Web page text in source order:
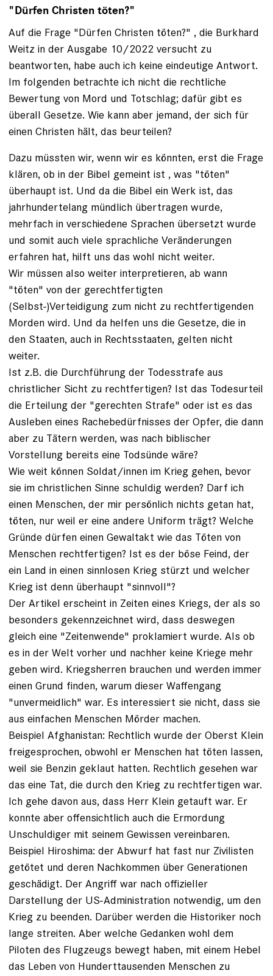
"Dürfen Christen töten?"
Auf die Frage "Dürfen Christen töten?" , die Burkhard
Weitz in der Ausgabe 10/2022 versucht zu
beantworten, habe auch ich keine eindeutige Antwort.
Im folgenden betrachte ich nicht die rechtliche
Bewertung von Mord und Totschlag; dafür gibt es
überall Gesetze. Wie kann aber jemand, der sich für
einen Christen hält, das beurteilen?
Dazu müssten wir, wenn wir es könnten, erst die Frage
klären, ob in der Bibel gemeint ist , was "töten"
überhaupt ist. Und da die Bibel ein Werk ist, das
jahrhundertelang mündlich übertragen wurde,
mehrfach in verschiedene Sprachen übersetzt wurde
und somit auch viele sprachliche Veränderungen
erfahren hat, hilft uns das wohl nicht weiter.
Wir müssen also weiter interpretieren, ab wann
"töten" von der gerechtfertigten
(Selbst-)Verteidigung zum nicht zu rechtfertigenden
Morden wird. Und da helfen uns die Gesetze, die in
den Staaten, auch in Rechtsstaaten, gelten nicht
weiter.
Ist z.B. die Durchführung der Todesstrafe aus
christlicher Sicht zu rechtfertigen? Ist das Todesurteil
die Erteilung der "gerechten Strafe" oder ist es das
Ausleben eines Rachebedürfnisses der Opfer, die dann
aber zu Tätern werden, was nach biblischer
Vorstellung bereits eine Todsünde wäre?
Wie weit können Soldat/innen im Krieg gehen, bevor
sie im christlichen Sinne schuldig werden? Darf ich
einen Menschen, der mir persönlich nichts getan hat,
töten, nur weil er eine andere Uniform trägt? Welche
Gründe dürfen einen Gewaltakt wie das Töten von
Menschen rechtfertigen? Ist es der böse Feind, der
ein Land in einen sinnlosen Krieg stürzt und welcher
Krieg ist denn überhaupt "sinnvoll"?
Der Artikel erscheint in Zeiten eines Kriegs, der als so
besonders gekennzeichnet wird, dass deswegen
gleich eine "Zeitenwende" proklamiert wurde. Als ob
es in der Welt vorher und nachher keine Kriege mehr
geben wird. Kriegsherren brauchen und werden immer
einen Grund finden, warum dieser Waffengang
"unvermeidlich" war. Es interessiert sie nicht, dass sie
aus einfachen Menschen Mörder machen.
Beispiel Afghanistan: Rechtlich wurde der Oberst Klein
freigesprochen, obwohl er Menschen hat töten lassen,
weil sie Benzin geklaut hatten. Rechtlich gesehen war
das eine Tat, die durch den Krieg zu rechtfertigen war.
Ich gehe davon aus, dass Herr Klein getauft war. Er
konnte aber offensichtlich auch die Ermordung
Unschuldiger mit seinem Gewissen vereinbaren.
Beispiel Hiroshima: der Abwurf hat fast nur Zivilisten
getötet und deren Nachkommen über Generationen
geschädigt. Der Angriff war nach offizieller
Darstellung der US-Administration notwendig, um den
Krieg zu beenden. Darüber werden die Historiker noch
lange streiten. Aber welche Gedanken wohl dem
Piloten des Flugzeugs bewegt haben, mit einem Hebel
das Leben von Hunderttausenden Menschen zu